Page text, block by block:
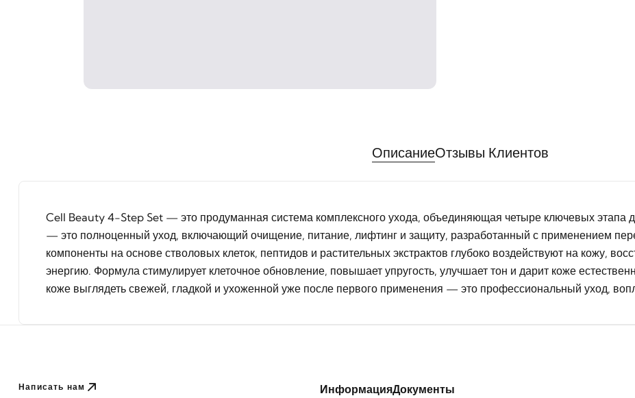
ОписаниеОтзывы Клиентов
Cell Beauty 4-Step Set — это продуманная система комплексного ухода, объединяющая четыре ключевых этапа
— это полноценный уход, включающий очищение, питание, лифтинг и защиту, разработанный с применением
компоненты на основе стволовых клеток, пептидов и растительных экстрактов глубоко воздействуют на кожу,
энергию. Формула стимулирует клеточное обновление, повышает упругость, улучшает тон и дарит коже
коже выглядеть свежей, гладкой и ухоженной уже после первого применения — это профессиональный уход,
Написать нам ИнформацияДокументы